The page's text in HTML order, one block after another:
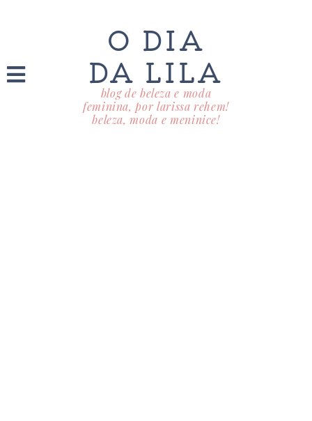
O DIA
DA LILA
blog de beleza e moda
feminina, por larissa rehem!
beleza, moda e meninice!